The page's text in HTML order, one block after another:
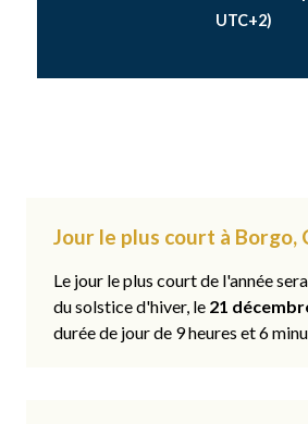
UTC+2)
Jour le plus court à Borgo,
Le jour le plus court de l'année
du solstice d'hiver, le 21
durée de jour de 9 heures et 6